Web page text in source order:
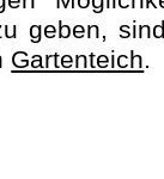
geben,
Gartenteich.